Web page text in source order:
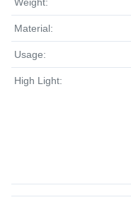
Material:
Usage:
High Light: